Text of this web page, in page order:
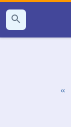
بحث
عن